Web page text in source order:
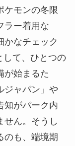
ケモンの冬限
ラー着用な
かなチェック
して、ひとつの
が始まるた
ジャパン」や
知がパーク内
せん。そうし
のも、端境期